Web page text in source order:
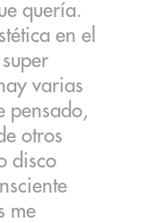
quería.
en el
varias
pensado,
otros
disco
me